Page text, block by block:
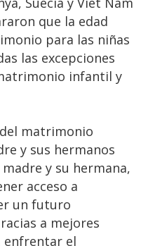
que la edad
para las niñas
las excepciones
infantil y
matrimonio
y sus hermanos
y su hermana,
acceso a
un futuro
a mejores
enfrentar el